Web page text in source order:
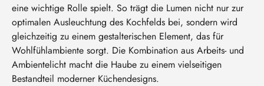
eine wichtige Rolle spielt. So trägt die Lumen nicht nur zur
optimalen Ausleuchtung des Kochfelds bei, sondern wird
gleichzeitig zu einem gestalterischen Element, das für
Wohlfühlambiente sorgt. Die Kombination aus Arbeits- und
Ambientelicht macht die Haube zu einem vielseitigen
Bestandteil moderner Küchendesigns.